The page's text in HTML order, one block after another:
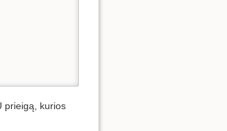
prieigą, kurios